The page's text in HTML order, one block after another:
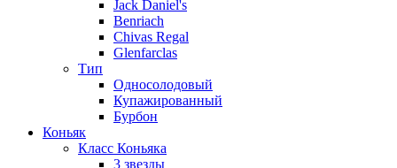
Jack Daniel's
Benriach
Chivas Regal
Glenfarclas
Тип
Односолодовый
Купажированный
Бурбон
Коньяк
Класс Коньяка
3 звезды